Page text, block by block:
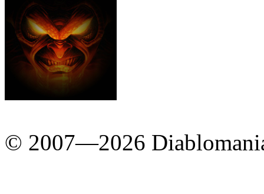
© 2007—2026